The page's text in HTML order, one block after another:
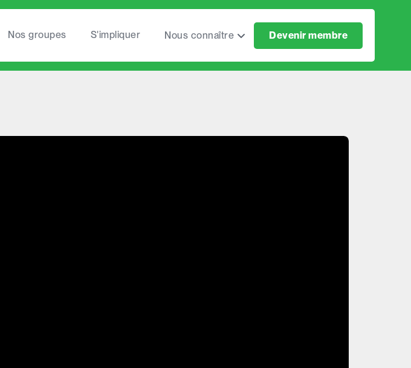
Nos groupes S'impliquer Nous connaître Devenir membre